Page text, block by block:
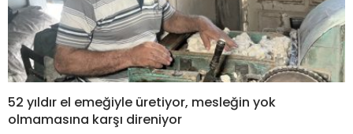
52 yıldır el emeğiyle üretiyor, mesleğin yok
olmamasına karşı direniyor